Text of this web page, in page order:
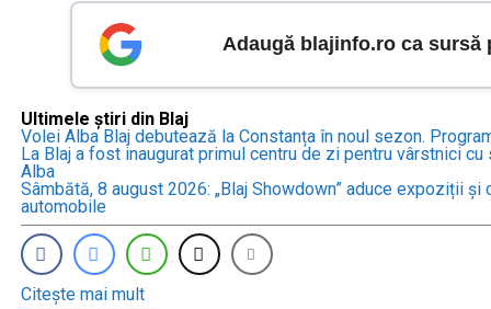
Adaugă blajinfo.ro ca sursă
Ultimele știri din Blaj
Volei Alba Blaj debutează la Constanța în noul sezon.
La Blaj a fost inaugurat primul centru de zi pentru vârstnici
Alba
Sâmbătă, 8 august 2026: „Blaj Showdown” aduce expoziții
automobile
Citește mai mult